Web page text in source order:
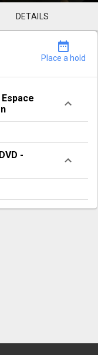
DETAILS
date_range
Place a hold
DVD -